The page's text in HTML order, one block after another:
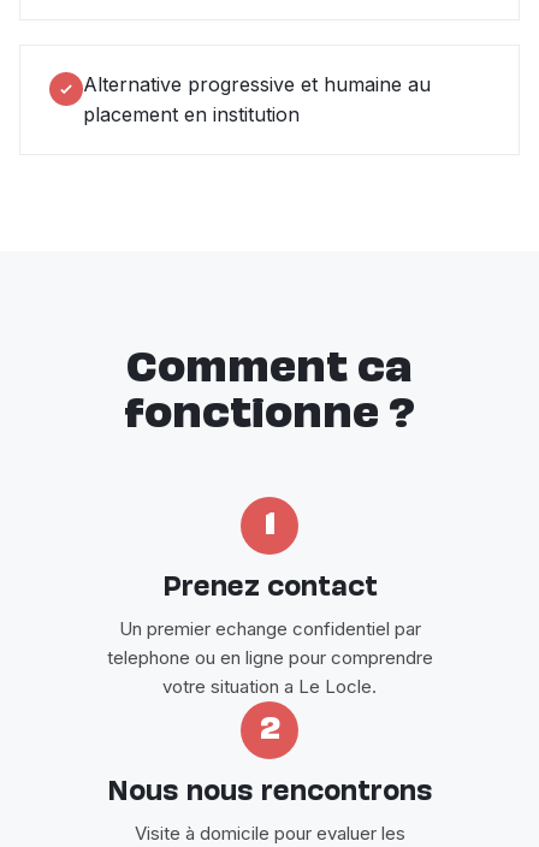
Alternative progressive et humaine au
placement en institution
Comment ca
fonctionne ?
Prenez contact
Un premier echange confidentiel par
telephone ou en ligne pour comprendre
votre situation a Le Locle.
2
Nous nous rencontrons
Visite à domicile pour evaluer les